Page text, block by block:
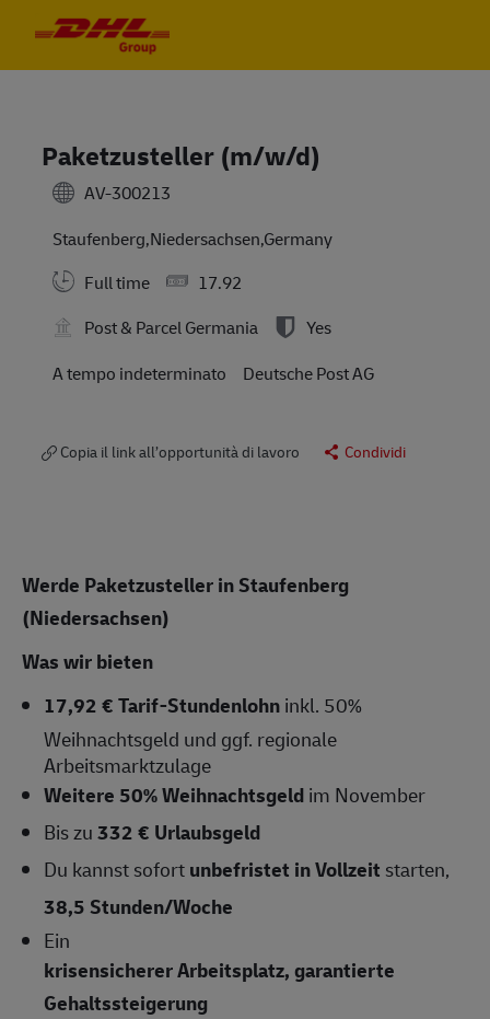
Paketzusteller (m/w/d)
AV-300213
Staufenberg,Niedersachsen,Germany
Full time
17.92
Post & Parcel Germania
Yes
A tempo indeterminato
Deutsche Post AG
Copia il link all’opportunità di lavoro Condividi
Werde Paketzusteller in Staufenberg
(Niedersachsen)
Was wir bieten
17,92 € Tarif-Stundenlohninkl. 50%
Weihnachtsgeld und ggf. regionale
Arbeitsmarktzulage
Weitere 50% Weihnachtsgeldim November
Bis zu332 € Urlaubsgeld
Du kannst sofortunbefristet in Vollzeit starten,
38,5Stunden/Woche
Ein
krisensicherer Arbeitsplatz, garantierte
Gehaltssteigerung